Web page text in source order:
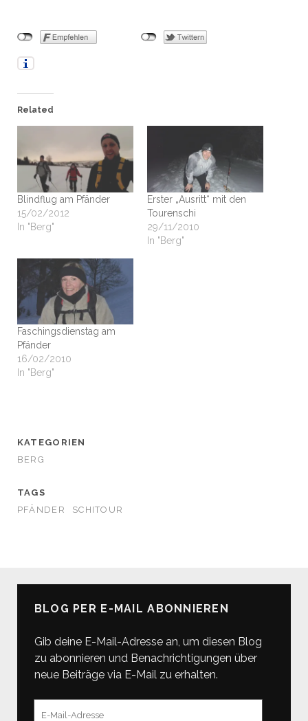
Related
Blindflug am Pfänder
15/02/2012
In "Berg"
Erster „Ausritt“ mit den
Tourenschi
29/11/2010
In "Berg"
Faschingsdienstag am
Pfänder
16/02/2010
In "Berg"
KATEGORIEN
BERG
TAGS
PFÄNDER
SCHITOUR
BLOG PER E-MAIL ABONNIEREN
Gib deine E-Mail-Adresse an, um diesen Blog
zu abonnieren und Benachrichtigungen über
neue Beiträge via E-Mail zu erhalten.